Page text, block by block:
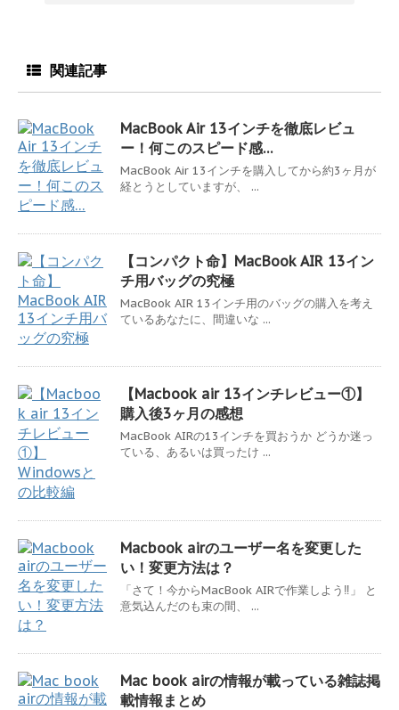
関連記事
MacBook Air 13インチを徹底レビュ
ー！何このスピード感…
MacBook Air 13インチを購入してから約3ヶ月が
経とうとしていますが、 ...
【コンパクト命】MacBook AIR 13イン
チ用バッグの究極
MacBook AIR 13インチ用のバッグの購入を考え
ているあなたに、間違いな ...
【Macbook air 13インチレビュー①】
購入後3ヶ月の感想
MacBook AIRの13インチを買おうか どうか迷っ
ている、あるいは買ったけ ...
Macbook airのユーザー名を変更した
い！変更方法は？
「さて！今からMacBook AIRで作業しよう‼︎」 と
意気込んだのも束の間、 ...
Mac book airの情報が載っている雑誌掲
載情報まとめ